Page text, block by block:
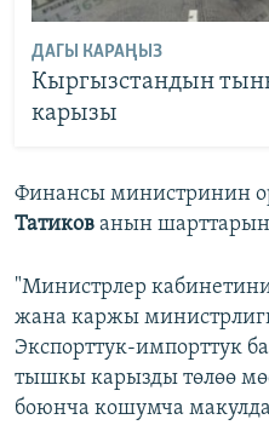
ДАГЫ КАРАҢЫЗ
Кыргызстандын
карызы
Финансы министринин
Татиков анын шарттарын
"Министрлер
жана каржы
Экспорттук-импорттук
тышкы карызды төлөө
боюнча кошумча